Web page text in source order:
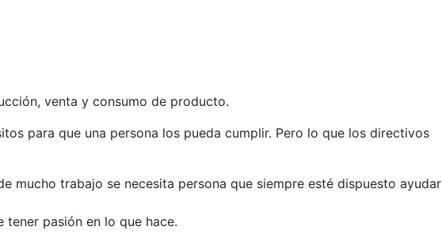
venta y consumo de producto.
para que una persona los pueda cumplir. Pero lo que los directivos
mucho trabajo se necesita persona que siempre esté dispuesto ayudar
tener pasión en lo que hace.